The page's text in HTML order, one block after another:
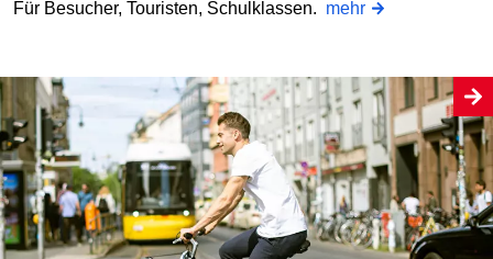
Für Besucher, Touristen, Schulklassen. mehr